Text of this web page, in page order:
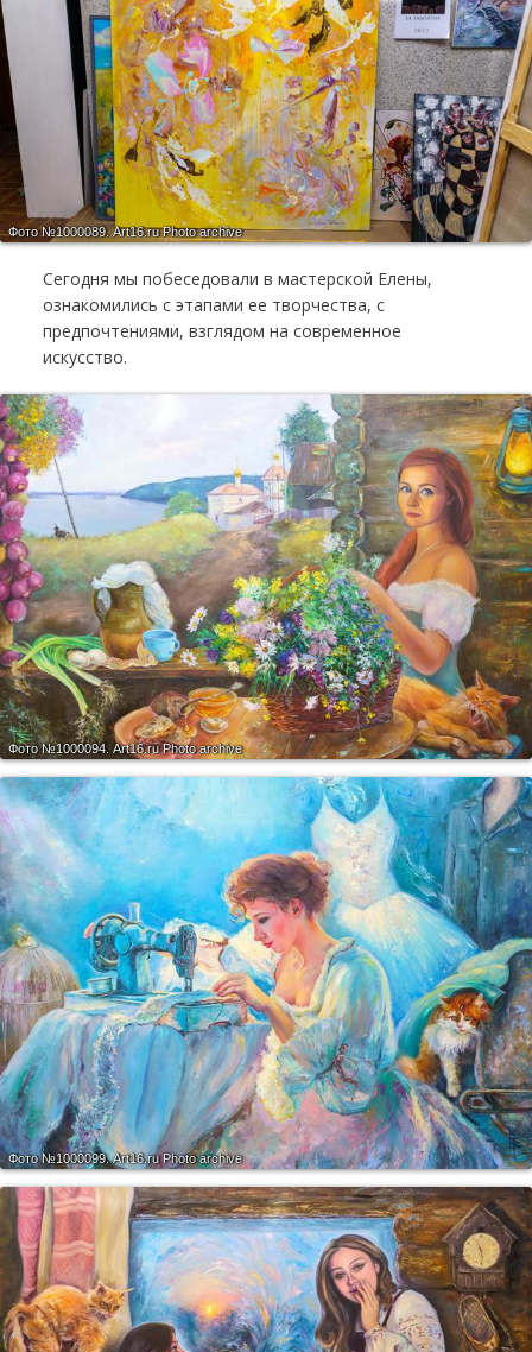
Фото №1000089. Art16.ru Photo archive
Сегодня мы побеседовали в мастерской Елены,
ознакомились с этапами ее творчества, с
предпочтениями, взглядом на современное
искусство.
Фото №1000094. Art16.ru Photo archive
Фото №1000099.Art16.ru Photo archive